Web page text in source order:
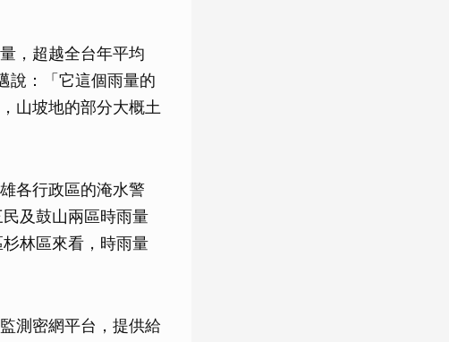
，超越全台年平均
說：「它這個雨量的
山坡地的部分大概土
各行政區的淹水警
及鼓山兩區時雨量
林區來看，時雨量
測密網平台，提供給